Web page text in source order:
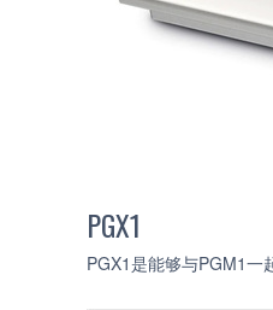
PGX1
PGX1是能够与PGM1一